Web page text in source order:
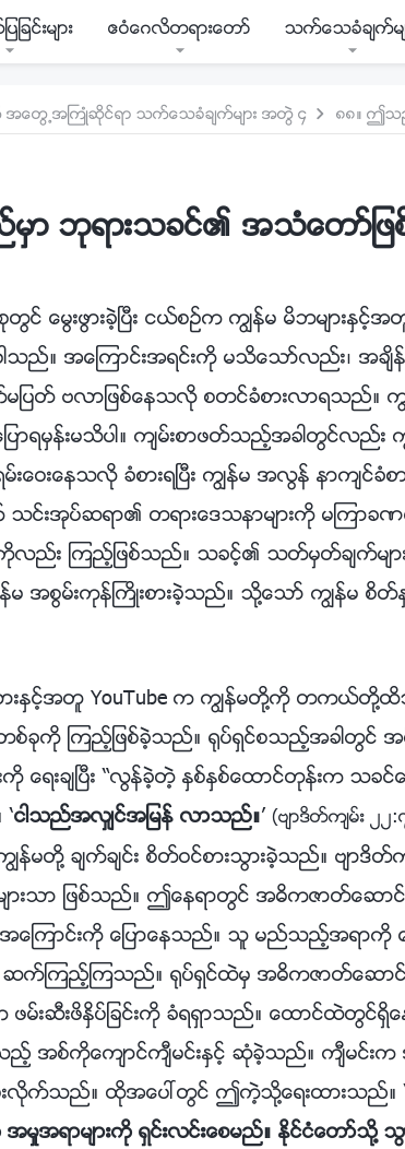
ျခင္းမ်ား ဧဝံေဂလိတရားေတာ္ သက္ေသခံခ်က္မ်
အေတြ႕အႀကဳံဆိုင္ရာ သက္ေသခံခ်က္မ်ား အတြဲ ၄
ာ ဘုရားသခင္၏ အသံေတာ္ျ
ြင္ ေမြးဖြားခဲ့ၿပီး ငယ္စဥ္က ကြၽန္မ မိဘမ်ားႏွ
သည္။ အေၾကာင္းအရင္းကို မသိေသာ္လည္း၊ အ
ျပတ္ ဗလာျဖစ္ေနသလို စတင္ခံစားလာရသည္။
မွန္းမသိပါ။ က်မ္းစာဖတ္သည့္အခါတြင္လည္း က
ေဝးေနသလို ခံစားရၿပီး ကြၽန္မ အလြန္ နာက်င္ခံ
က္ သင္းအုပ္ဆရာ၏ တရားေဒသနာမ်ားကို မၾကာခဏ
ြာကိုလည္း ၾကည့္ျဖစ္သည္။ သခင့္၏ သတ္မွတ္ခ်က္
န္မ အစြမ္းကုန္ႀကိဳးစားခဲ့သည္။ သို႔ေသာ္ ကြၽန္မ စိ
ားႏွင့္အတူ YouTube က ကြၽန္မတို႔ကို တကယ္တို႔
စ္ခုကို ၾကည့္ျဖစ္ခဲ့သည္။ ႐ုပ္ရွင္စသည့္အခါတြင္
ရးခ်ၿပီး “လြန္ခဲ့တဲ့ ႏွစ္ႏွစ္ေထာင္တုန္းက သခ
ငါသည္အလွ်င္အျမန္ လာသည္။’ (ဗ်ာဒိတ္က်မ္း ၂၂:
န္မတို႔ ခ်က္ခ်င္း စိတ္ဝင္စားသြားခဲ့သည္။ ဗ်ာဒိ
ားသာ ျဖစ္သည္။ ဤေနရာတြင္ အဓိကဇာတ္ေဆ
ေၾကာင္းကို ေျပာေနသည္။ သူ မည္သည့္အရာကို
ပီး ဆက္ၾကည့္ၾကသည္။ ႐ုပ္ရွင္ထဲမွ အဓိကဇာတ္ေ
မ္းဆီးဖိႏွိပ္ျခင္းကို ခံရရွာသည္။ ေထာင္ထဲတြင္
အစ္ကိုေက်ာင္က်ီမင္းႏွင့္ ဆုံခဲ့သည္။ က်ီမင္းက အ
းလိုက္သည္။ ထိုအေပၚတြင္ ဤကဲ့သို႔ေရးထားသည္။
ႈအရာမ်ားကို ရွင္းလင္းေစမည္။ ႏိုင္ငံေတာ္သို႔